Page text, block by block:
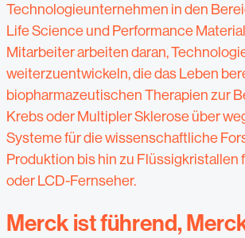
Technologieunternehmen in den
Life Science und Performance
Mitarbeiter arbeiten daran,
weiterzuentwickeln, die das Leben
biopharmazeutischen Therapien zur
Krebs oder Multipler Sklerose über
Systeme für die wissenschaftliche
Produktion bis hin zu Flüssigkristallen
oder LCD-Fernseher.
Merck ist führend,